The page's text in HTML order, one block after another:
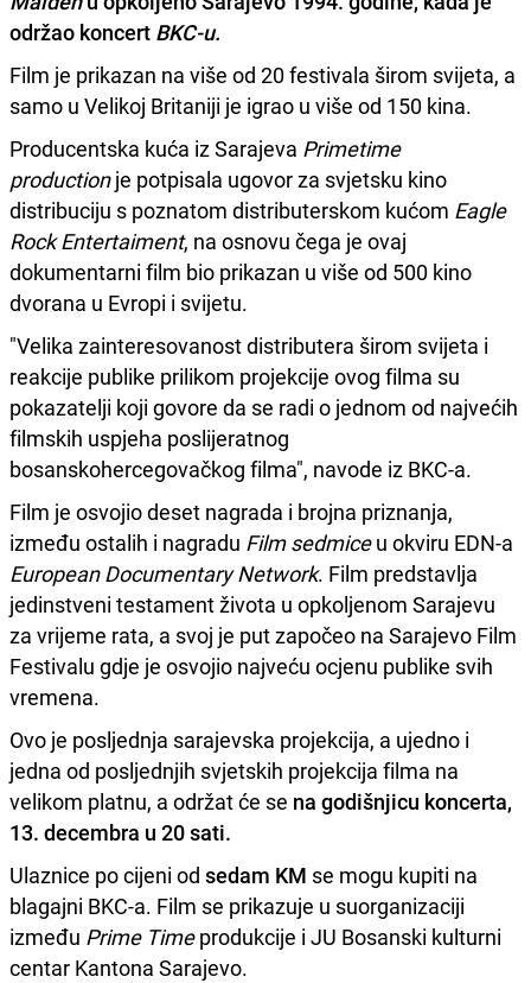
održao koncert BKC-u.
Film je prikazan na više od 20 festivala širom svijeta, a
samo u Velikoj Britaniji je igrao u više od 150 kina.
Producentska kuća iz Sarajeva Primetime
productionje potpisala ugovor za svjetsku kino
distribuciju s poznatom distributerskom kućom Eagle
Rock Entertaiment, na osnovu čega je ovaj
dokumentarni film bio prikazan u više od 500 kino
dvorana u Evropi i svijetu.
"Velika zainteresovanost distributera širom svijeta i
reakcije publike prilikom projekcije ovog filma su
pokazatelji koji govore da se radi o jednom od najvećih
filmskih uspjeha poslijeratnog
bosanskohercegovačkog filma", navode iz BKC-a.
Film je osvojio deset nagrada i brojna priznanja,
između ostalih i nagradu Film sedmiceu okviru EDN-a
European Documentary Network. Film predstavlja
jedinstveni testament života u opkoljenom Sarajevu
za vrijeme rata, a svoj je put započeo na Sarajevo Film
Festivalu gdje je osvojio najveću ocjenu publike svih
vremena.
Ovo je posljednja sarajevska projekcija, a ujedno i
jedna od posljednjih svjetskih projekcija filma na
velikom platnu, a održat će se na godišnjicu koncerta,
13. decembra u 20 sati.
Ulaznice po cijeni od sedam KM se mogu kupiti na
blagajni BKC-a. Film se prikazuje u suorganizaciji
između Prime Timeprodukcije i JU Bosanski kulturni
centar Kantona Sarajevo.